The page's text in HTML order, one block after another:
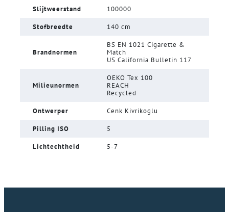
Slijtweerstand 100000
Stofbreedte 140 cm
Brandnormen
BS EN 1021 Cigarette &
Match
US California Bulletin 117
Milieunormen
OEKO Tex 100
REACH
Recycled
Ontwerper Cenk Kivrikoglu
Pilling ISO 5
Lichtechtheid 5-7